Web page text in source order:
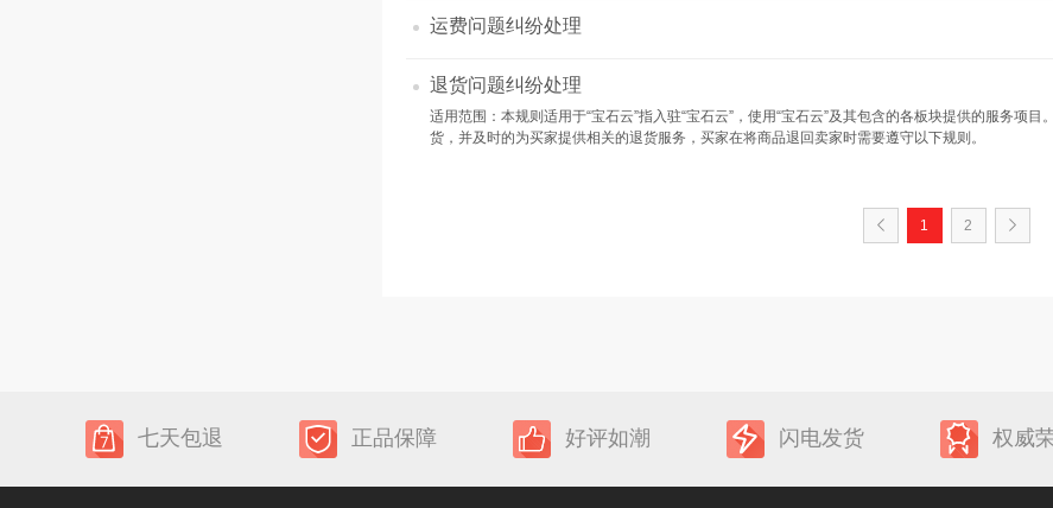
运费问题纠纷处理
退货问题纠纷处理
适用范围：本规则适用于“宝石云”指入驻“宝石云”，使用“宝石云”及其包含的各板块提供的服务项
货，并及时的为买家提供相关的退货服务，买家在将商品退回卖家时需要遵守以下规则。
1 2
七天包退 正品保障 好评如潮 闪电发货 权威